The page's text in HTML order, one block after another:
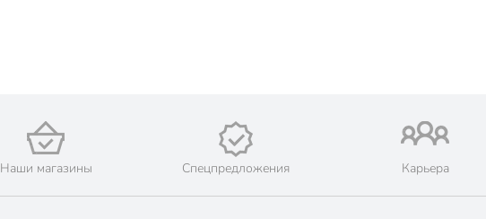
Наши магазины Спецпредложения Карьера